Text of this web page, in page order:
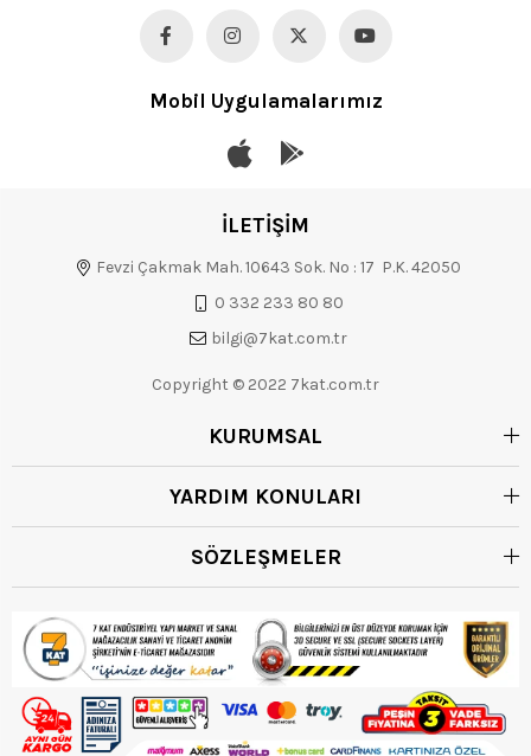
Mobil Uygulamalarımız
İLETİŞİM
Fevzi Çakmak Mah. 10643 Sok. No : 17 P.K. 42050
0 332 233 80 80
bilgi@7kat.com.tr
Copyright © 2022 7kat.com.tr
KURUMSAL
YARDIM KONULARI
SÖZLEŞMELER